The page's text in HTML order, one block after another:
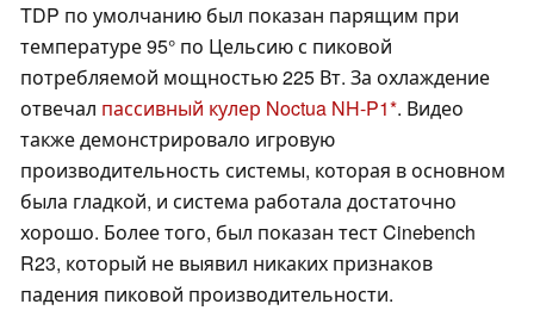
TDP по умолчанию был показан парящим при
температуре 95° по Цельсию с пиковой
потребляемой мощностью 225 Вт. За охлаждение
отвечал пассивный кулер Noctua NH-P1 . Видео
также демонстрировало игровую
производительность системы, которая в основном
была гладкой, и система работала достаточно
хорошо. Более того, был показан тест Cinebench
R23, который не выявил никаких признаков
падения пиковой производительности.